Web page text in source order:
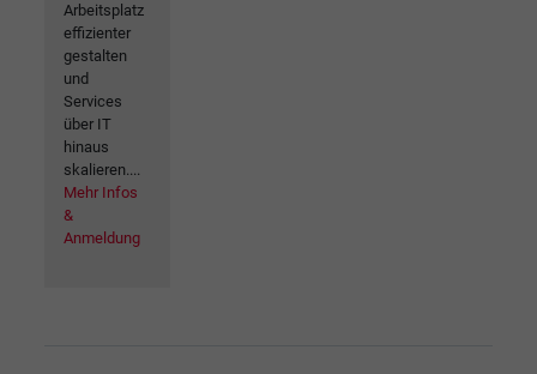
Arbeitsplatz
effizienter
gestalten
und
Services
über IT
hinaus
skalieren....
Mehr Infos
&
Anmeldung